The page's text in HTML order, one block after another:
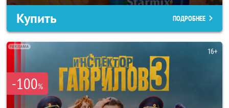
Купить ПОДРОБНЕЕ
-100%